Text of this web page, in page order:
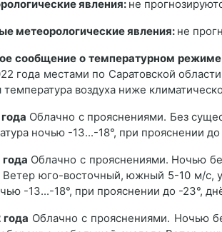
явления: не
метеорологические явления: не
сообщение о температурном
года местами по Саратовской
температура воздуха ниже
Облачно с прояснениями. Без
ночью -13...-18°, при прояснении
Облачно с прояснениями. Ночью
Ветер юго-восточный, южный 5-10 м/с,
-13...-18°, при прояснении до -23°,
Облачно с прояснениями. Ночью